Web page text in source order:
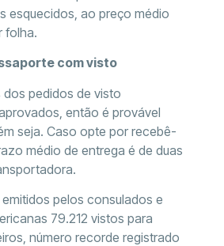
esquecidos, ao preço médio
folha.
com visto
dos pedidos de visto
então é provável
seja. Caso opte por recebê-
médio de entrega é de duas
pelos consulados e
79.212 vistos para
número recorde registrado